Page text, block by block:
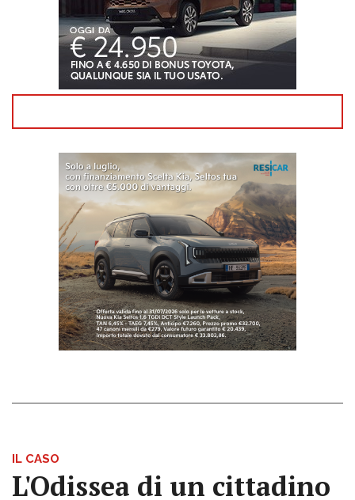
IL CASO
L'Odissea di un cittadino